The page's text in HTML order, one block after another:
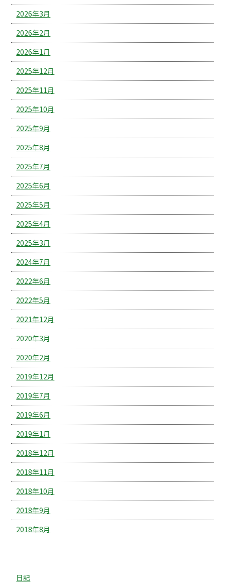
2026年3月
2026年2月
2026年1月
2025年12月
2025年11月
2025年10月
2025年9月
2025年8月
2025年7月
2025年6月
2025年5月
2025年4月
2025年3月
2024年7月
2022年6月
2022年5月
2021年12月
2020年3月
2020年2月
2019年12月
2019年7月
2019年6月
2019年1月
2018年12月
2018年11月
2018年10月
2018年9月
2018年8月
日記